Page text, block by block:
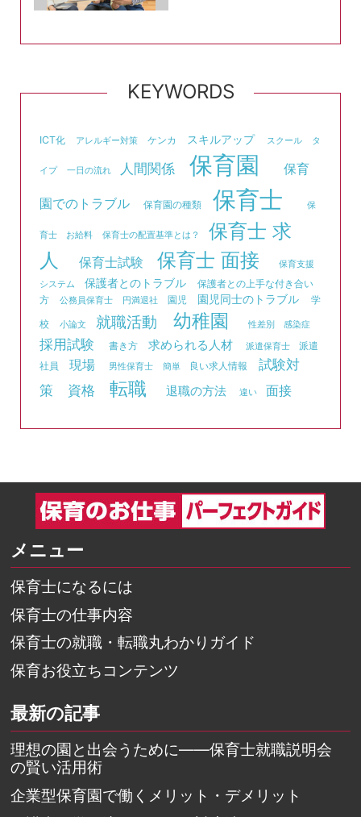
KEYWORDS
ICT化 アレルギー対策 ケンカ スキルアップ スクール タ
イプ 一日の流れ 人間関係 保育園 保育
園でのトラブル 保育園の種類 保育士 保
育士 お給料 保育士の配置基準とは？
保育士 求
人
保育士試験 保育士 面接
保育支援
システム
保護者とのトラブル
保護者との上手な付き合い
方
公務員保育士 円満退社 園児 園児同士のトラブル
学
校
小論文 就職活動 幼稚園 性差別 感染症
採用試験 書き方 求められる人材 派遣保育士
派遣
社員
現場 男性保育士 簡単 良い求人情報
試験対
策
資格 転職 退職の方法 違い 面接
メニュー
保育士になるには
保育士の仕事内容
保育士の就職・転職丸わかりガイド
保育お役立ちコンテンツ
最新の記事
理想の園と出会うために――保育士就職説明会
の賢い活用術
企業型保育園で働くメリット・デメリット